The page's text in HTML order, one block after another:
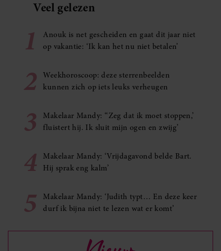
Veel gelezen
1
Anouk is net gescheiden en gaat dit jaar niet
op vakantie: ‘Ik kan het nu niet betalen’
2
Weekhoroscoop: deze sterrenbeelden
kunnen zich op iets leuks verheugen
3
Makelaar Mandy: ‘‘Zeg dat ik moet stoppen,’
fluistert hij. Ik sluit mijn ogen en zwijg’
4
Makelaar Mandy: ‘Vrijdagavond belde Bart.
Hij sprak eng kalm’
5
Makelaar Mandy: ‘Judith typt… En deze keer
durf ik bijna niet te lezen wat er komt’